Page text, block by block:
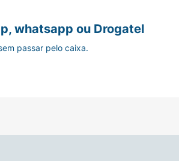
whatsapp ou Drogatel
passar pelo caixa.